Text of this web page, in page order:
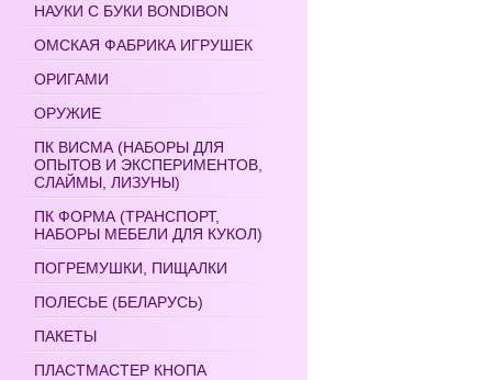
НАУКИ С БУКИ BONDIBON
ОМСКАЯ ФАБРИКА ИГРУШЕК
ОРИГАМИ
ОРУЖИЕ
ПК ВИСМА (НАБОРЫ ДЛЯ
ОПЫТОВ И ЭКСПЕРИМЕНТОВ,
СЛАЙМЫ, ЛИЗУНЫ)
ПК ФОРМА (ТРАНСПОРТ,
НАБОРЫ МЕБЕЛИ ДЛЯ КУКОЛ)
ПОГРЕМУШКИ, ПИЩАЛКИ
ПОЛЕСЬЕ (БЕЛАРУСЬ)
ПАКЕТЫ
ПЛАСТМАСТЕР КНОПА